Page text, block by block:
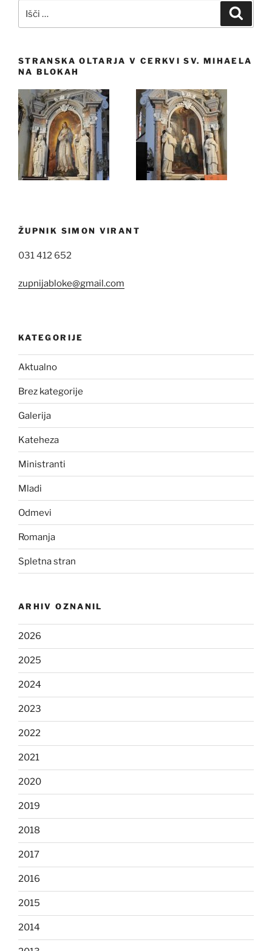
STRANSKA OLTARJA V CERKVI SV. MIHAELA
NA BLOKAH
ŽUPNIK SIMON VIRANT
031 412 652
zupnijabloke@gmail.com
KATEGORIJE
Aktualno
Brez kategorije
Galerija
Kateheza
Ministranti
Mladi
Odmevi
Romanja
Spletna stran
ARHIV OZNANIL
2026
2025
2024
2023
2022
2021
2020
2019
2018
2017
2016
2015
2014